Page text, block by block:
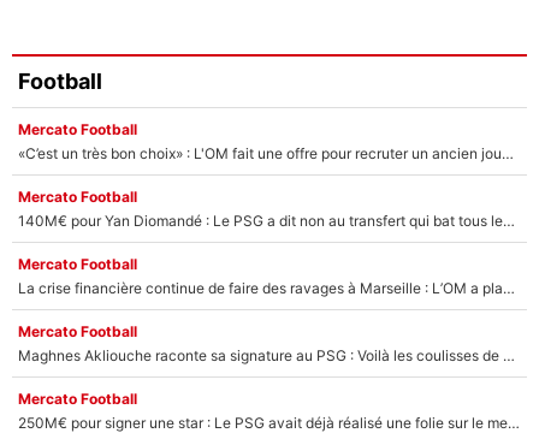
Football
Mercato Football
«C’est un très bon choix» : L'OM fait une offre pour recruter un ancien joueur du PSG... et c'est validé dans l'After Foot !
Mercato Football
140M€ pour Yan Diomandé : Le PSG a dit non au transfert qui bat tous les records sur le mercato
Mercato Football
La crise financière continue de faire des ravages à Marseille : L’OM a placé 12 joueurs sur le marché des transferts… et ça pourrait lui rapporter près de 100M€ !
Mercato Football
Maghnes Akliouche raconte sa signature au PSG : Voilà les coulisses de son transfert de rêve à 50M€
Mercato Football
250M€ pour signer une star : Le PSG avait déjà réalisé une folie sur le mercato bien avant Neymar !